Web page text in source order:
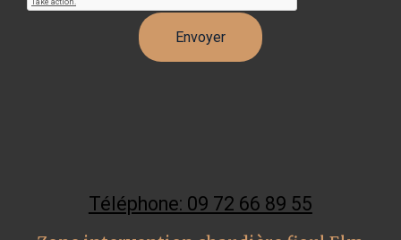
Téléphone: 09 72 66 89 55